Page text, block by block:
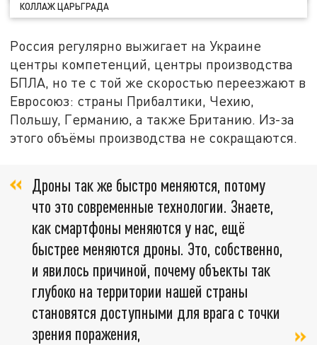
КОЛЛАЖ ЦАРЬГРАДА
Россия регулярно выжигает на Украине
центры компетенций, центры производства
БПЛА, но те с той же скоростью переезжают в
Евросоюз: страны Прибалтики, Чехию,
Польшу, Германию, а также Британию. Из-за
этого объёмы производства не сокращаются.
Дроны так же быстро меняются, потому
что это современные технологии. Знаете,
как смартфоны меняются у нас, ещё
быстрее меняются дроны. Это, собственно,
и явилось причиной, почему объекты так
глубоко на территории нашей страны
становятся доступными для врага с точки
зрения поражения,